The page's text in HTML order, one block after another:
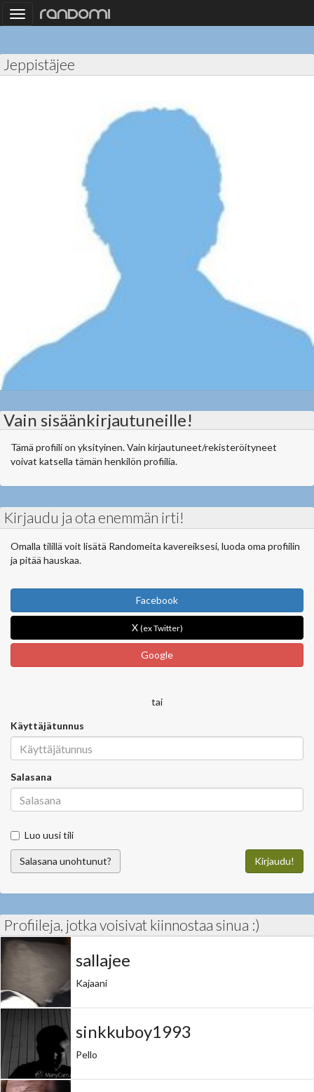
Toggle
navigation
Jeppistäjee
Vain sisäänkirjautuneille!
Tämä profiili on yksityinen. Vain kirjautuneet/rekisteröityneet
voivat katsella tämän henkilön profiilia.
Kirjaudu ja ota enemmän irti!
Omalla tilillä voit lisätä Randomeita kavereiksesi, luoda oma profiilin
ja pitää hauskaa.
Facebook
X (ex Twitter)
Google
tai
Käyttäjätunnus
Salasana
Luo uusi tili
Salasana unohtunut? Kirjaudu!
Profiileja, jotka voisivat kiinnostaa sinua :)
sallajee
Kajaani
sinkkuboy1993
Pello